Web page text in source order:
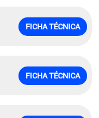
FICHA TÉCNICA
FICHA TÉCNICA